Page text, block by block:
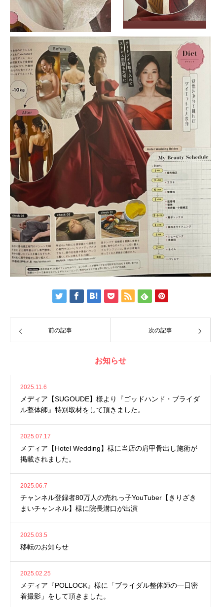
前の記事 次の記事
お知らせ
2025.11.6
メディア【SUGOUDE】様より『ゴッドハンド・ブライダ
ル整体師』特別取材をして頂きました。
2025.07.17
メディア【Hotel Wedding】様に当店の肩甲骨出し施術が
掲載されました。
2025.06.7
チャンネル登録者80万人の売れっ子YouTuber【きりざき
まいチャンネル】様に院長溝口が出演
2025.03.5
移転のお知らせ
2025.02.25
メディア『POLLOCK』様に「ブライダル整体師の一日密
着撮影」をして頂きました。